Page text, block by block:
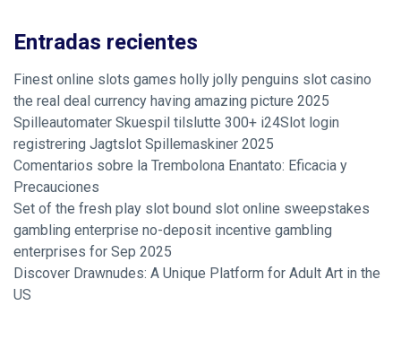
Entradas recientes
Finest online slots games holly jolly penguins slot casino
the real deal currency having amazing picture 2025
Spilleautomater Skuespil tilslutte 300+ i24Slot login
registrering Jagtslot Spillemaskiner 2025
Comentarios sobre la Trembolona Enantato: Eficacia y
Precauciones
Set of the fresh play slot bound slot online sweepstakes
gambling enterprise no-deposit incentive gambling
enterprises for Sep 2025
Discover Drawnudes: A Unique Platform for Adult Art in the
US